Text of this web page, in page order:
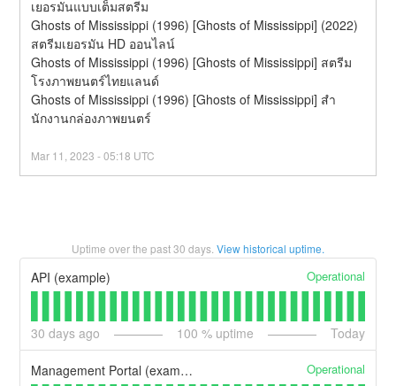
เยอรมันแบบเต็มสตรีม
Ghosts of Mississippi (1996) [Ghosts of Mississippi] (2022)
สตรีมเยอรมัน HD ออนไลน์
Ghosts of Mississippi (1996) [Ghosts of Mississippi] สตรีม
โรงภาพยนตร์ไทยแลนด์
Ghosts of Mississippi (1996) [Ghosts of Mississippi] สํา
นักงานกล่องภาพยนตร์
Mar 11 ,2023 -05:18 UTC
Uptime over the past30 days. View historical uptime.
API (example) Operational
30 days ago 100 % uptime Today
Management Portal (example) Operational